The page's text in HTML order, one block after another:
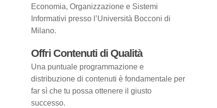
Economia, Organizzazione e Sistemi
Informativi presso l’Università Bocconi di
Milano.
Offri Contenuti di Qualità
Una puntuale programmazione e
distribuzione di contenuti è fondamentale per
far sì che tu possa ottenere il giusto
successo.